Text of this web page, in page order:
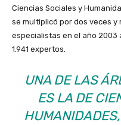
Ciencias Sociales y
se multiplicó por dos veces y
especialistas en el año 2003
1.941 expertos.
UNA DE LAS
ES LA DE